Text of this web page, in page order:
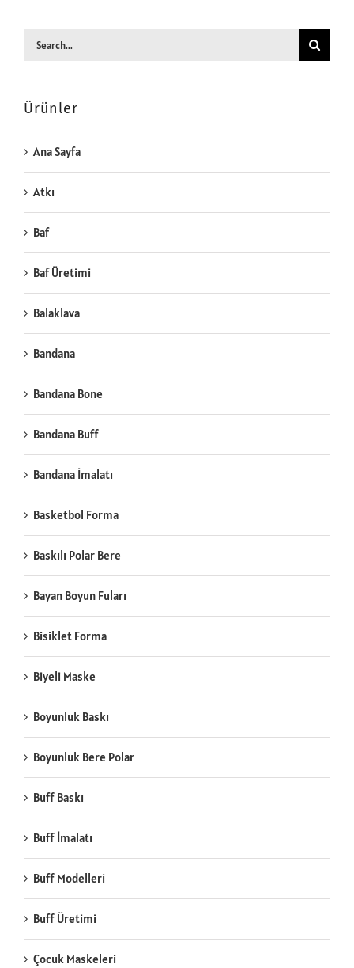
Search
Ürünler
Ana Sayfa
Atkı
Baf
Baf Üretimi
Balaklava
Bandana
Bandana Bone
Bandana Buff
Bandana İmalatı
Basketbol Forma
Baskılı Polar Bere
Bayan Boyun Fuları
Bisiklet Forma
Biyeli Maske
Boyunluk Baskı
Boyunluk Bere Polar
Buff Baskı
Buff İmalatı
Buff Modelleri
Buff Üretimi
Çocuk Maskeleri